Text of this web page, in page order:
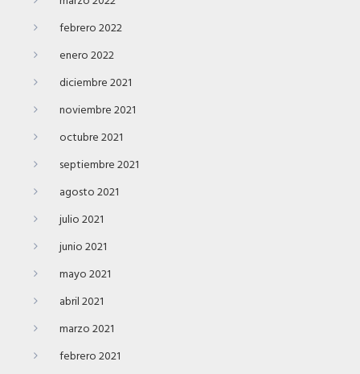
febrero 2022
enero 2022
diciembre 2021
noviembre 2021
octubre 2021
septiembre 2021
agosto 2021
julio 2021
junio 2021
mayo 2021
abril 2021
marzo 2021
febrero 2021